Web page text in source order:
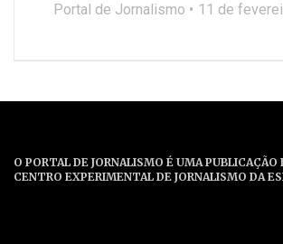
Portal de Jornalismo 11 de
O PORTAL DE JORNALISMO É UMA PUBLICAÇÃO
CENTRO EXPERIMENTAL DE JORNALISMO DA